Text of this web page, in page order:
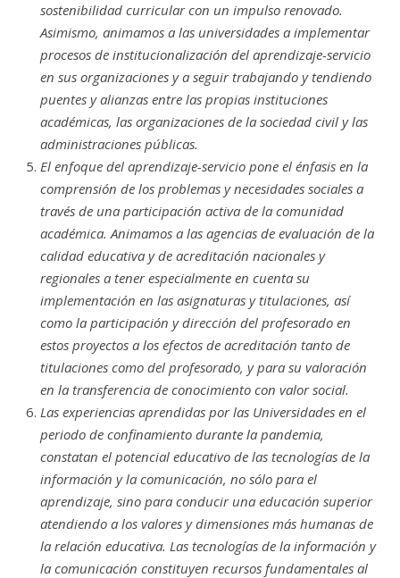
sostenibilidad curricular con un impulso renovado.
Asimismo, animamos a las universidades a implementar
procesos de institucionalización del aprendizaje-servicio
en sus organizaciones y a seguir trabajando y tendiendo
puentes y alianzas entre las propias instituciones
académicas, las organizaciones de la sociedad civil y las
administraciones públicas.
El enfoque del aprendizaje-servicio pone el énfasis en la
comprensión de los problemas y necesidades sociales a
través de una participación activa de la comunidad
académica. Animamos a las agencias de evaluación de la
calidad educativa y de acreditación nacionales y
regionales a tener especialmente en cuenta su
implementación en las asignaturas y titulaciones, así
como la participación y dirección del profesorado en
estos proyectos a los efectos de acreditación tanto de
titulaciones como del profesorado, y para su valoración
en la transferencia de conocimiento con valor social.
Las experiencias aprendidas por las Universidades en el
periodo de confinamiento durante la pandemia,
constatan el potencial educativo de las tecnologías de la
información y la comunicación, no sólo para el
aprendizaje, sino para conducir una educación superior
atendiendo a los valores y dimensiones más humanas de
la relación educativa. Las tecnologías de la información y
la comunicación constituyen recursos fundamentales al